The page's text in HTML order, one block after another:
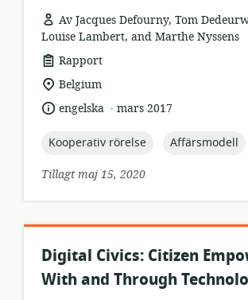
Av Jacques Defourny, Tom
Louise Lambert, and Marthe Nyssens
resursformat:
Rapport
relevant
plats:
Belgium
språk:engelska .
publiceringsdatum:
mars 2017
topic:
Kooperativ rörelse topic:
Affärsmodell
Tillagt maj 15, 2020
Digital Civics: Citizen
With and Through